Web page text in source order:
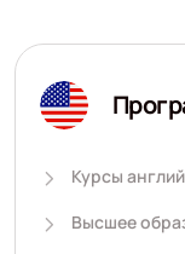
Курсы
Высшее